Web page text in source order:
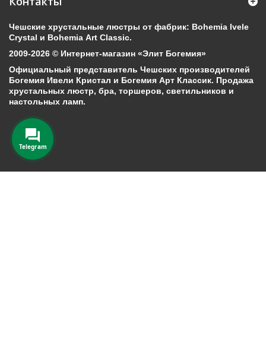
Чешские хрустальные люстры от фабрик: Bohemia Ivele
Crystal и Bohemia Art Classic.
2009-2026 © Интернет-магазин «Элит Богемия»
Официальный представитель Чешских производителей
Богемия Ивели Кристал и Богемия Арт Классик. Продажа
хрустальных люстр, бра, торшеров, светильников и
настольных ламп.
Telegram